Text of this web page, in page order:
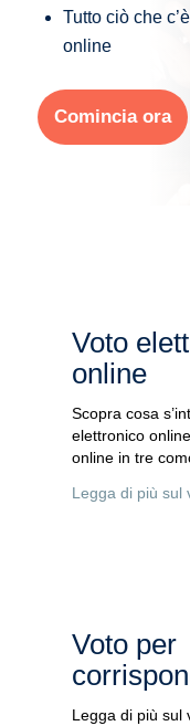
Tutto ciò che
online
Comincia ora
Voto
online
Scopra cosa
elettronico
online in tre
Legga di più sul
Voto per
Legga di più sul